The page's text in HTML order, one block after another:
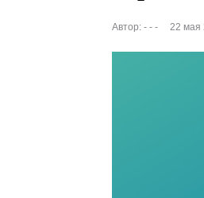
Автор: - - - 22 мая